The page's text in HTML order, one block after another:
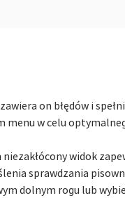
on błędów i
menu w celu
widok
sprawdzania
dolnym rogu lub